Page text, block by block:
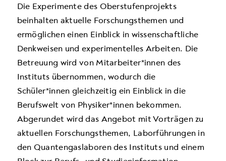
Die Experimente des Oberstufenprojekts
beinhalten aktuelle Forschungsthemen und
ermöglichen einen Einblick in wissenschaftliche
Denkweisen und experimentelles Arbeiten. Die
Betreuung wird von Mitarbeiter*innen des
Instituts übernommen, wodurch die
Schüler*innen gleichzeitig ein Einblick in die
Berufswelt von Physiker*innen bekommen.
Abgerundet wird das Angebot mit Vorträgen zu
aktuellen Forschungsthemen, Laborführungen in
den Quantengaslaboren des Instituts und einem